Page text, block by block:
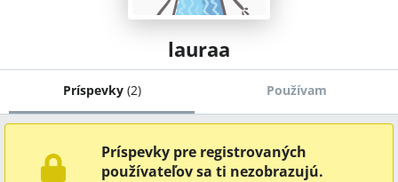
lauraa
Príspevky (2) Používam
Príspevky pre registrovaných
používateľov sa ti nezobrazujú.